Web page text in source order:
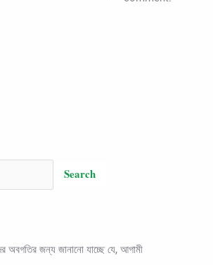
Search
অবগতির জন্য জানানো যাচ্ছে যে, আগামী